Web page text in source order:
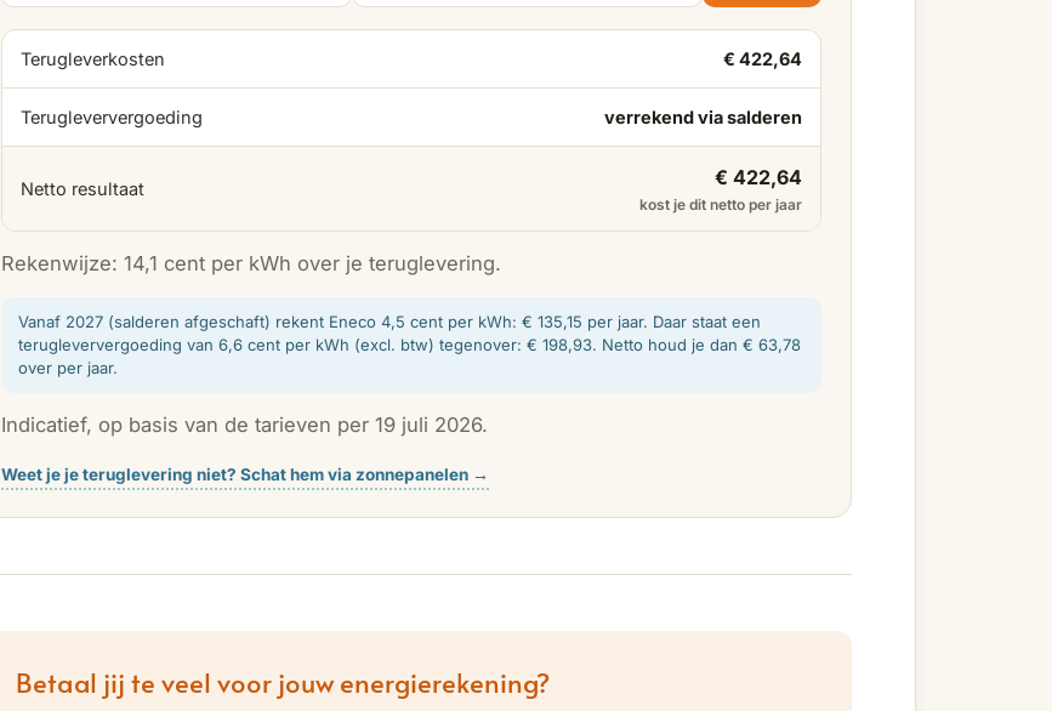
Terugleverkosten € 422,64
Terugleververgoeding verrekend via salderen
Netto resultaat € 422,64
kost je dit netto per jaar
Rekenwijze: 14,1 cent per kWh over je teruglevering.
Vanaf 2027 (salderen afgeschaft) rekent Eneco 4,5 cent per kWh: € 135,15 per jaar. Daar staat een
terugleververgoeding van 6,6 cent per kWh (excl. btw) tegenover: € 198,93. Netto houd je dan € 63,78
over per jaar.
Indicatief, op basis van de tarieven per 19 juli 2026.
Weet je je teruglevering niet? Schat hem via zonnepanelen →
Betaal jij te veel voor jouw energierekening?